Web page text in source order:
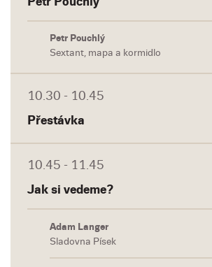
Petr Pouchlý
Sextant, mapa a kormidlo
10.30 - 10.45
Přestávka
10.45 - 11.45
Jak si vedeme?
Adam Langer
Sladovna Písek